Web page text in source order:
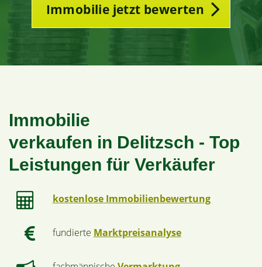
Immobilie jetzt bewerten
Immobilie
verkaufen in Delitzsch - Top
Leistungen für Verkäufer
kostenlose Immobilienbewertung
fundierte Marktpreisanalyse